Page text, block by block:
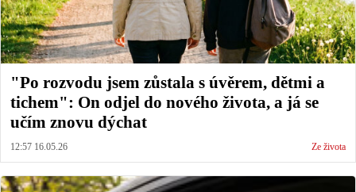
"Po rozvodu jsem zůstala s úvěrem, dětmi a
tichem": On odjel do nového života, a já se
učím znovu dýchat
12:57 16.05.26 Ze života